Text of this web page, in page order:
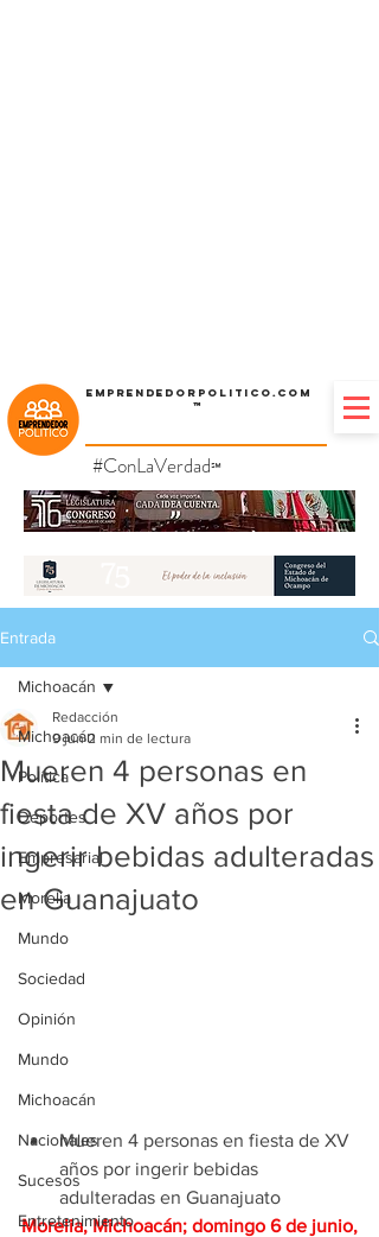
Emprendedorpolitico.com
™
#ConLaVerdad℠
Entrada
Michoacán
Política
Deportes
Empresarial
Morelia
Mundo
Sociedad
Opinión
Mundo
Michoacán
Nacionales
Sucesos
Entretenimiento
Michoacán
Mueren 4 personas en
fiesta de XV años por
ingerir bebidas adulteradas
en Guanajuato
Redacción
9 jun 2 min de lectura
Mueren 4 personas en fiesta de XV
años por ingerir bebidas
adulteradas en Guanajuato
Morelia, Michoacán; domingo 6 de junio,